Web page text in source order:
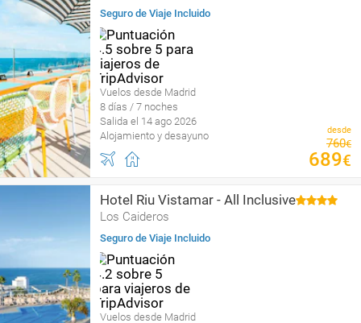
Seguro de Viaje Incluido
Vuelos desde Madrid
8 días / 7 noches
Salida el 14 ago 2026
Alojamiento y desayuno
desde
760€
689€
Hotel Riu Vistamar - All Inclusive
Los Caideros
Seguro de Viaje Incluido
Vuelos desde Madrid